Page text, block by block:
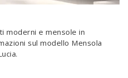
moderni e mensole in
sul modello Mensola